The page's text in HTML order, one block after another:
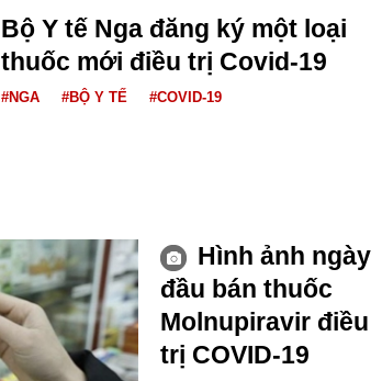
Bộ Y tế Nga đăng ký một loại
thuốc mới điều trị Covid-19
#NGA #BỘ Y TẾ #COVID-19
Hình ảnh ngày
đầu bán thuốc
Molnupiravir điều
trị COVID-19